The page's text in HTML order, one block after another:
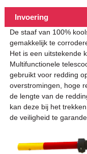
Invoering
De staaf van 100%
gemakkelijk te
Het is een uitstekende
Multifunctionele
gebruikt voor redding
overstromingen, hoge
de lengte van de
kan deze bij het
de veiligheid te